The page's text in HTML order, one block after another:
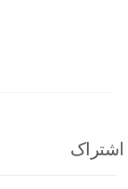
اشتراک